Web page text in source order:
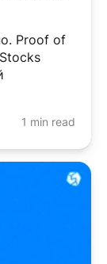
Proof of
1 min read